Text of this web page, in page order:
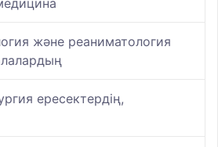
және реаниматология
ересектердің,